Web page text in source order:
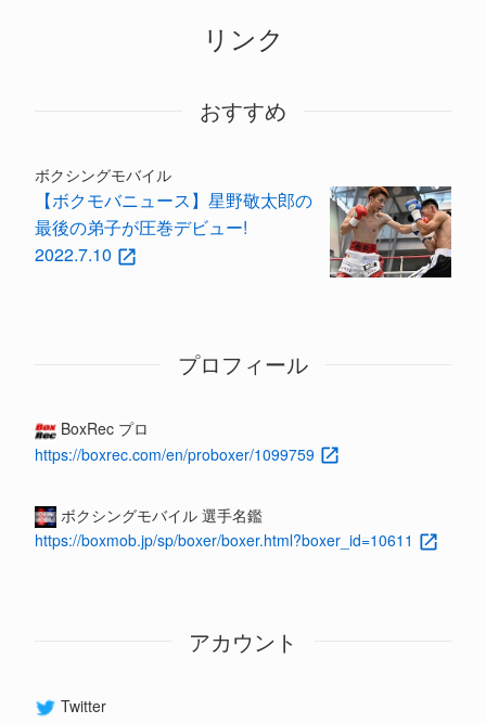
リンク
おすすめ
ボクシングモバイル
【ボクモバニュース】星野敬太郎の
最後の弟子が圧巻デビュー!
2022.7.10
プロフィール
BoxRec プロ
https://boxrec.com/en/proboxer/1099759
ボクシングモバイル 選手名鑑
https://boxmob.jp/sp/boxer/boxer.html?boxer_id=10611
アカウント
Twitter